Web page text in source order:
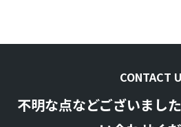
CONTACT
不明な点などございまし